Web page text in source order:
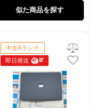
似た商品を探す
中古Aランク
即日発送